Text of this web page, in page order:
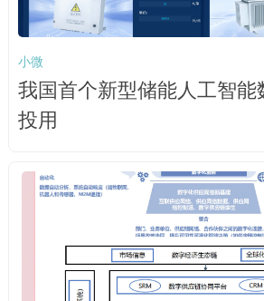
小微
我国首个新型储能人工智能
投用